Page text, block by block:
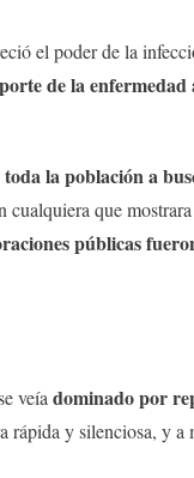
el poder de la
de la enfermedad
toda la población a
que
públicas
veía dominado por
rápida y silenciosa, y a